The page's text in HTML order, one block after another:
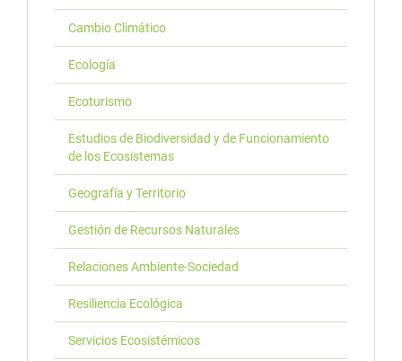
Cambio Climático
Ecología
Ecoturismo
Estudios de Biodiversidad y de Funcionamiento
de los Ecosistemas
Geografía y Territorio
Gestión de Recursos Naturales
Relaciones Ambiente-Sociedad
Resiliencia Ecológica
Servicios Ecosistémicos